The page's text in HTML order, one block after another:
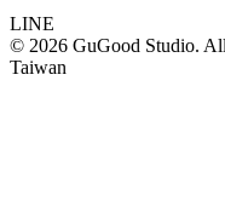
LINE
© 2026 GuGood Studio.
Taiwan